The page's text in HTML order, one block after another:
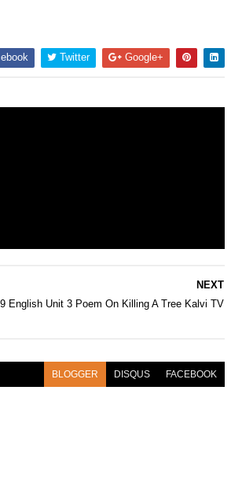
Twitter Google+
NEXT
English Unit 3 Poem On Killing A Tree Kalvi TV
BLOGGER DISQUS FACEBOOK